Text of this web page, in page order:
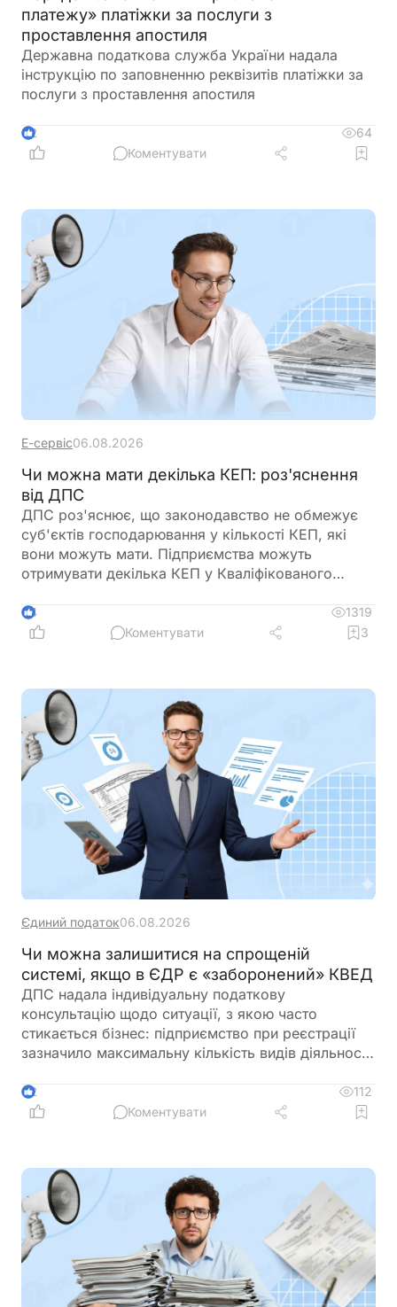
платежу» платіжки за послуги з
проставлення апостиля
Державна податкова служба України надала
інструкцію по заповненню реквізитів платіжки за
послуги з проставлення апостиля
2
64
Коментувати
Е-сервіс06.08.2026
Чи можна мати декілька КЕП: роз'яснення
від ДПС
ДПС роз'яснює, що законодавство не обмежує
суб'єктів господарювання у кількості КЕП, які
вони можуть мати. Підприємства можуть
отримувати декілька КЕП у Кваліфікованого
України
4
1319
Коментувати
3
Єдиний податок06.08.2026
Чи можна залишитися на спрощеній
системі, якщо в ЄДР є «заборонений» КВЕД
ДПС надала індивідуальну податкову
консультацію щодо ситуації, з якою часто
стикається бізнес: підприємство при реєстрації
зазначило максимальну кількість видів діяльності
для платників єдиного податку 3-ї групи і вже
отримало лист від ДПС. При цьому в заяві на
коди
2
112
Коментувати